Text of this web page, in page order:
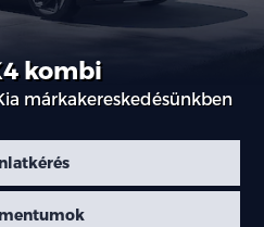
kombi
márkakereskedésünkben